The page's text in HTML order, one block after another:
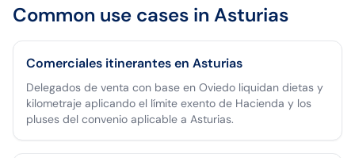
Common use cases in Asturias
Comerciales itinerantes en Asturias
Delegados de venta con base en Oviedo liquidan dietas y
kilometraje aplicando el límite exento de Hacienda y los
pluses del convenio aplicable a Asturias.